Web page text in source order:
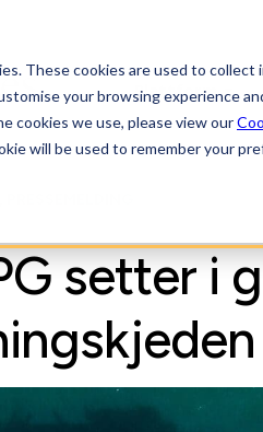
These cookies are used to
your browsing experience
cookies we use, please view our
will be used to remember your
Plattform
setter i